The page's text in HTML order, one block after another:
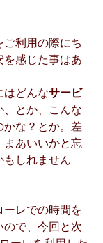
利用の際にち
を感じた事はあ
はどんなサービ
、とか、こんな
かな？とか。差
まあいいかと忘
もしれません
ーレでの時間を
ので、今回と次